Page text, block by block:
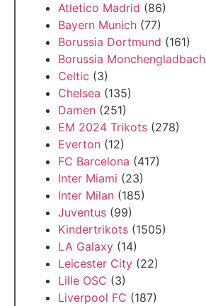
Atletico Madrid (86)
Bayern Munich (77)
Borussia Dortmund (161)
Borussia Monchengladbach
Celtic (3)
Chelsea (135)
Damen (251)
EM 2024 Trikots (278)
Everton (12)
FC Barcelona (417)
Inter Miami (23)
Inter Milan (185)
Juventus (99)
Kindertrikots (1505)
LA Galaxy (14)
Leicester City (22)
Lille OSC (3)
Liverpool FC (187)